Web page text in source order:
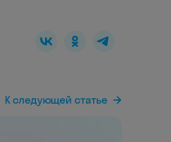
К следующей статье